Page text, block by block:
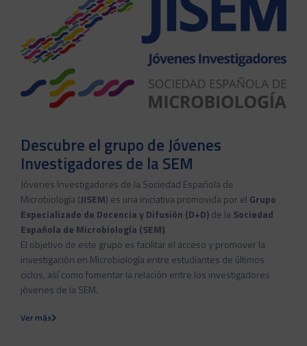
Descubre el grupo de Jóvenes
Investigadores de la SEM
Jóvenes Investigadores de la Sociedad Española de
Microbiología (JISEM) es una iniciativa promovida por el Grupo
Especializado de Docencia y Difusión (D+D)de laSociedad
Española de Microbiología (SEM).
El objetivo de este grupo es facilitar el acceso y promover la
investigación en Microbiología entre estudiantes de últimos
ciclos, así como fomentar la relación entre los investigadores
jóvenes de la SEM.
Ver más